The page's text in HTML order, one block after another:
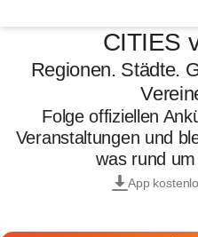
CITIES
Regionen. Städte.
Folge offiziellen
Veranstaltungen und
was rund
App